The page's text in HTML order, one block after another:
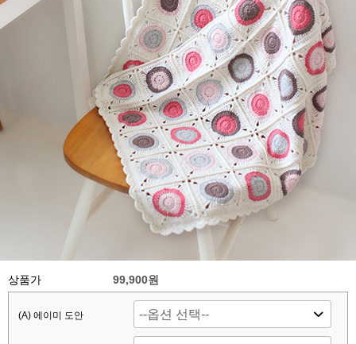
상품가 99,900원
(A) 에이미 도안